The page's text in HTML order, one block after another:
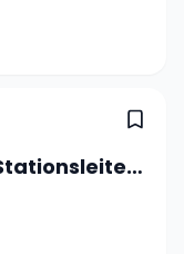
Stv. Stationsleiterin/Stationsleiter (a) 80-100%